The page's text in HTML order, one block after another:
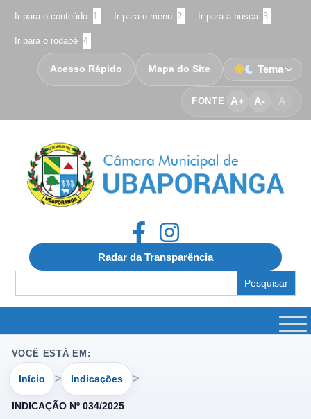
Ir para o conteúdo 1 Ir para o menu 2 Ir para a busca 3
Ir para o rodapé 4
FONTE A+ A- A
Acesso Rápido Mapa do Site Tema
Radar da Transparência
for:
VOCÊ ESTÁ EM:
Início Indicações
INDICAÇÃO Nº 034/2025